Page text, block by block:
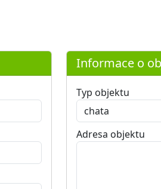
Informace o
Typ objektu
Adresa objektu